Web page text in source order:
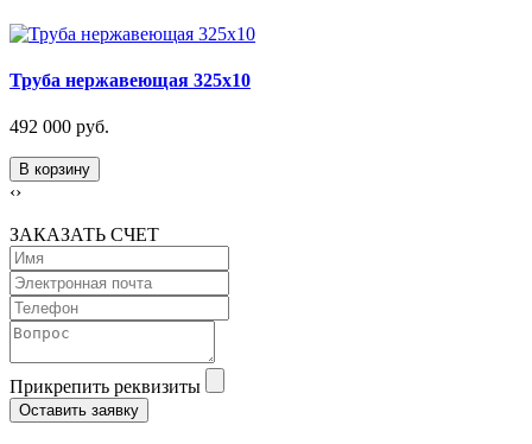
Труба нержавеющая 325х10
492 000 руб.
В корзину
‹›
ЗАКАЗАТЬ СЧЕТ
Прикрепить реквизиты
Оставить заявку